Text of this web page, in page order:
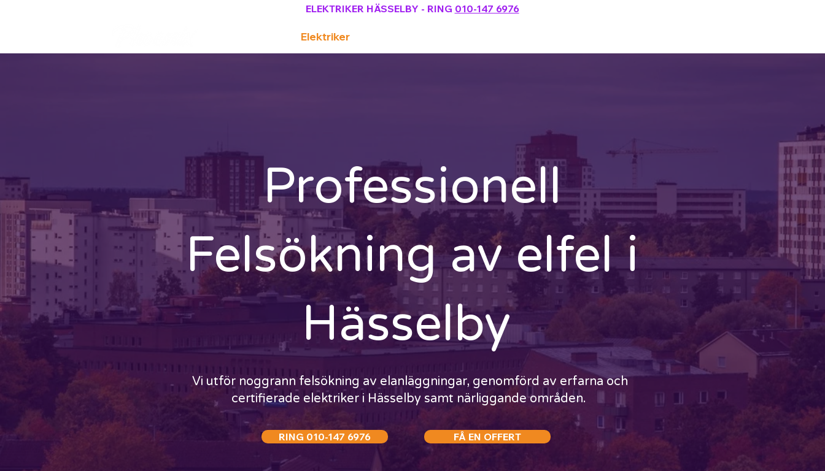
ELEKTRIKER HÄSSELBY - RING 010-147 6976
Elektriker
Professionell
Felsökning av elfel i
Hässelby
Vi utför noggrann felsökning av elanläggningar, genomförd av erfarna och
certifierade elektriker i Hässelby samt närliggande områden.
RING 010-147 6976 FÅ EN OFFERT